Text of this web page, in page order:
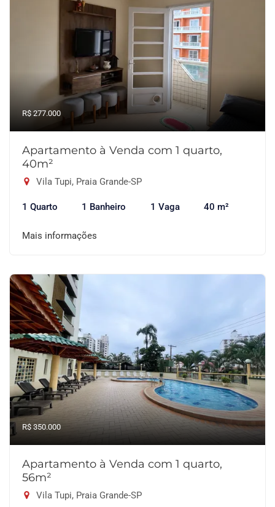
R$ 277.000
Apartamento à Venda com 1 quarto,
40m²
Vila Tupi, Praia Grande-SP
1 Quarto 1 Banheiro 1 Vaga 40 m²
Mais informações
R$ 350.000
Apartamento à Venda com 1 quarto,
56m²
Vila Tupi, Praia Grande-SP